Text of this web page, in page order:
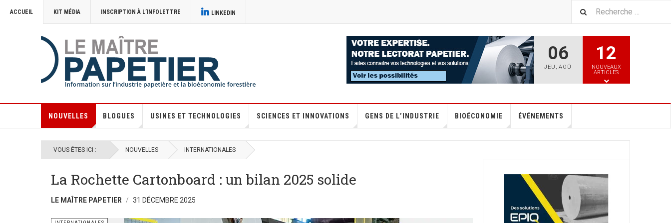
ACCUEIL KIT MÉDIA INSCRIPTION À L’INFOLETTRE LINKEDIN
06
JEU ,AOÛ
12
NOUVEAUX
ARTICLES
NOUVELLES BLOGUES USINES ET TECHNOLOGIES SCIENCES ET INNOVATIONS GENS DE L’INDUSTRIE BIOÉCONOMIE ÉVÉNEMENTS
VOUS ÊTES ICI : NOUVELLES INTERNATIONALES
La Rochette Cartonboard : un bilan 2025 solide
LE MAÎTRE PAPETIER 31 DÉCEMBRE 2025